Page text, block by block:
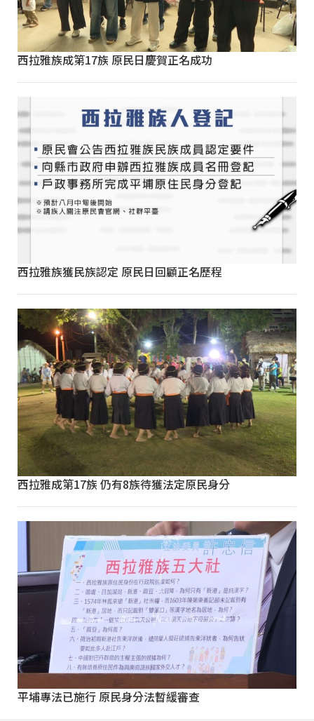
西拉雅族成第17族 原民日慶賀正名成功
西拉雅族獲民族認定 原民日回顧正名歷程
西拉雅成第17族 仍有8族待獲法定原民身分
平埔專法已施行 原民身分法暫緩審查